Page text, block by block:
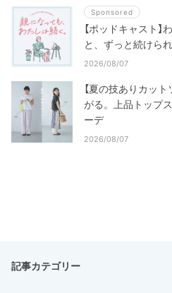
Sponsored
【ポッドキャスト
と、ずっと続けられ
2026/08/07
【夏の技ありカッ
がる。上品トップ
ーデ
2026/08/07
記事カテゴリー